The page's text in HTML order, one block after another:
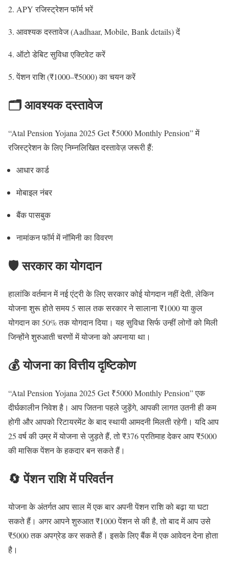
APY रजिस्ट्रेशन फॉर्म भरें
आवश्यक दस्तावेज (Aadhaar, Mobile, Bank details) दें
ऑटो डेबिट सुविधा एक्टिवेट करें
पेंशन राशि (₹1000–₹5000) का चयन करें
🗂️ आवश्यक दस्तावेज
“Atal Pension Yojana 2025 Get ₹5000 Monthly Pension” में
रजिस्ट्रेशन के लिए निम्नलिखित दस्तावेज़ जरूरी हैं:
आधार कार्ड
मोबाइल नंबर
बैंक पासबुक
नामांकन फॉर्म में नॉमिनी का विवरण
🛡️ सरकार का योगदान
हालांकि वर्तमान में नई एंट्री के लिए सरकार कोई योगदान नहीं देती, लेकिन
योजना शुरू होते समय 5 साल तक सरकार ने सालाना ₹1000 या कुल
योगदान का 50% तक योगदान दिया। यह सुविधा सिर्फ उन्हीं लोगों को मिली
जिन्होंने शुरुआती चरणों में योजना को अपनाया था।
💰 योजना का वित्तीय दृष्टिकोण
“Atal Pension Yojana 2025 Get ₹5000 Monthly Pension” एक
दीर्घकालीन निवेश है। आप जितना पहले जुड़ेंगे, आपकी लागत उतनी ही कम
होगी और आपको रिटायरमेंट के बाद स्थायी आमदनी मिलती रहेगी। यदि आप
25 वर्ष की उम्र में योजना से जुड़ते हैं, तो ₹376 प्रतिमाह देकर आप ₹5000
की मासिक पेंशन के हकदार बन सकते हैं।
🔄 पेंशन राशि में परिवर्तन
योजना के अंतर्गत आप साल में एक बार अपनी पेंशन राशि को बढ़ा या घटा
सकते हैं। अगर आपने शुरुआत ₹1000 पेंशन से की है, तो बाद में आप उसे
₹5000 तक अपग्रेड कर सकते हैं। इसके लिए बैंक में एक आवेदन देना होता
है।